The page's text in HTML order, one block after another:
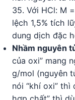
35. Với HCl: M
lệch 1,5% tích
dung dịch đặc
Nhầm nguyên
của oxi” mang
g/mol (nguyên
nói “khí oxi” thì